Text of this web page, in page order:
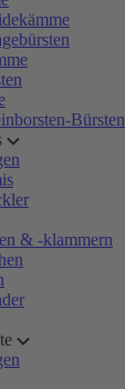
Bürsten
& -klammern